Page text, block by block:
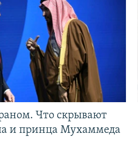
Что скрывают
и принца Мухаммеда